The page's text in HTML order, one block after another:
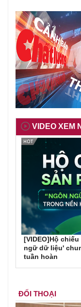
VIDEO XEM
[VIDEO]Hộ
ngữ dữ liệu'
tuần hoàn
ĐỐI THOẠI